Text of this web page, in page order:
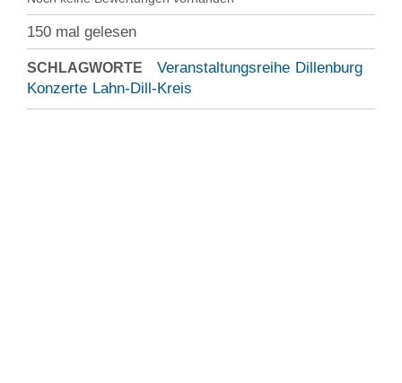
150 mal gelesen
SCHLAGWORTE Veranstaltungsreihe Dillenburg
Konzerte Lahn-Dill-Kreis